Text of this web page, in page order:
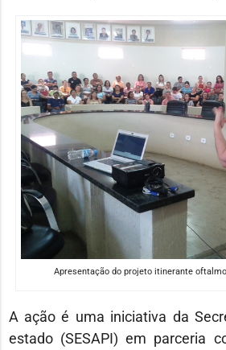
Apresentação do projeto itinerante
A ação é uma iniciativa da
estado (SESAPI) em parceria